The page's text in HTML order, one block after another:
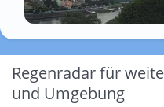
Regenradar für
und Umgebung